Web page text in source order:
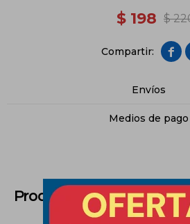
$ 198 $

Envíos
Medios de pago
Productos que te